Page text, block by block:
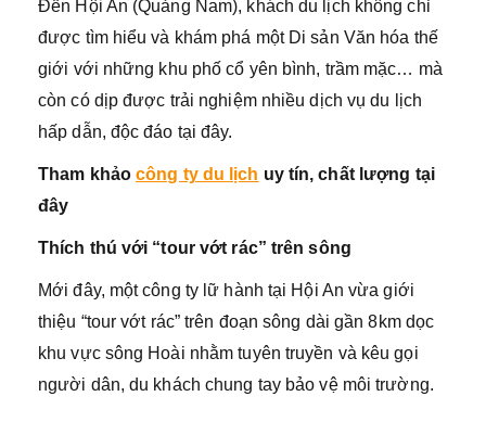
Đến Hội An (Quảng Nam), khách du lịch không chỉ
được tìm hiểu và khám phá một Di sản Văn hóa thế
giới với những khu phố cổ yên bình, trầm mặc… mà
còn có dịp được trải nghiệm nhiều dịch vụ du lịch
hấp dẫn, độc đáo tại đây.
Tham khảo công ty du lịch uy tín, chất lượng tại
đây
Thích thú với “tour vớt rác” trên sông
Mới đây, một công ty lữ hành tại Hội An vừa giới
thiệu “tour vớt rác” trên đoạn sông dài gần 8km dọc
khu vực sông Hoài nhằm tuyên truyền và kêu gọi
người dân, du khách chung tay bảo vệ môi trường.